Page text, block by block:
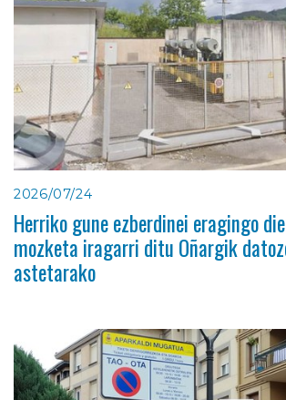
2026/07/24
Herriko gune ezberdinei eragingo
mozketa iragarri ditu Oñargik
astetarako